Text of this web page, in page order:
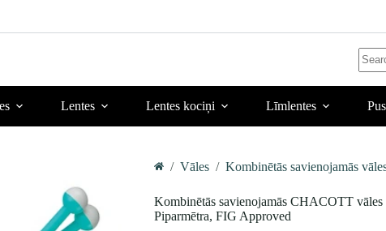
No
Lentes Lentes kociņi Līmlentes
/ Vāles / Kombinētās savienojamās
Kombinētās savienojamās CHACOTT
Piparmētra, FIG Approved